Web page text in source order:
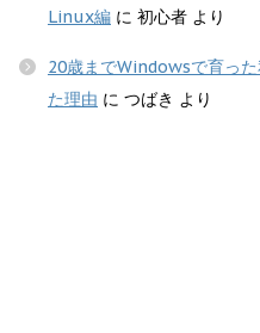
Linux編 に 初心者 より
20歳までWindowsで育っ
た理由 に つばき より